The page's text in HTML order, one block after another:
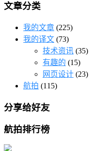
文章分类
我的文章 (225)
我的译文 (73)
技术资讯 (35)
有趣的 (15)
网页设计 (23)
航拍 (115)
分享给好友
航拍排行榜